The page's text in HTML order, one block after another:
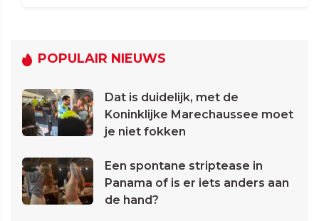
POPULAIR NIEUWS
Dat is duidelijk, met de
Koninklijke Marechaussee moet
je niet fokken
Een spontane striptease in
Panama of is er iets anders aan
de hand?